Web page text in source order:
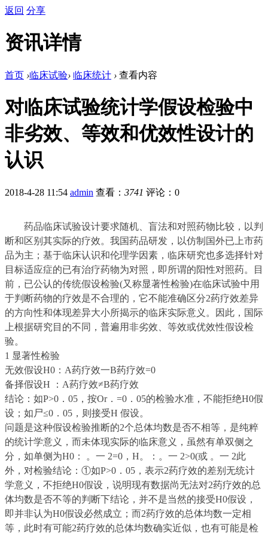
返回 分享
资讯详情
首页 ›临床试验› 临床统计 › 查看内容
对临床试验统计学假设检验中
非劣效、等效和优效性设计的
认识
2018-4-28 11:54 admin 查看： 3741 评论：0
药品临床试验设计要求随机、盲法和对照药物比较，以判
断和区别其实际的疗效。我国药品研发，以仿制国外已上市药
品为主；基于临床认识和伦理学因素，临床研究也多选择针对
目标适应症的已有治疗药物为对照，即所谓的阳性对照药。目
前，已公认的传统假设检验(又称显著性检验)在临床试验中用
于判断药物的疗效是不合理的，它不能准确区分2药疗效差异
的方向性和体现差异大小所揭示的临床实际意义。因此，国际
上根据研究目的不同，普遍用非劣效、等效或优效性假设检
验。
1 显著性检验
无效假设H0：A药疗效一B药疗效=0
备择假设H ：A药疗效≠B药疗效
结论：如P>0．05，按Or．=0．05的检验水准，不能拒绝H0假
设；如尸≤0．05，则接受H 假设。
问题是这种假设检验推断的2个总体均数是否不相等，是纯粹
的统计学意义，而未体现实际的临床意义，虽然有单双侧之
分，如单侧为H0： 。一 2=0，H。：。一 2>0(或 。一 2此
外，对检验结论：①如P>0．05，表示2药疗效的差别无统计
学意义，不拒绝H0假设，说明现有数据尚无法对2药疗效的总
体均数是否不等的判断下结论，并不是当然的接受H0假设，
即并非认为H0假设必然成立；而2药疗效的总体均数一定相
等，此时有可能2药疗效的总体均数确实近似，也有可能是检